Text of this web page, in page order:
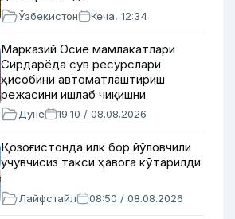
Ўзбекистон Кеча, 12:34
Марказий Осиё мамлакатлари
Сирдарёда сув ресурслари
ҳисобини автоматлаштириш
режасини ишлаб чиқишни
маъқуллади
Дунё 19:10 / 08.08.2026
Қозоғистонда илк бор йўловчили
учувчисиз такси ҳавога кўтарилди
Лайфстайл 08:50 / 08.08.2026